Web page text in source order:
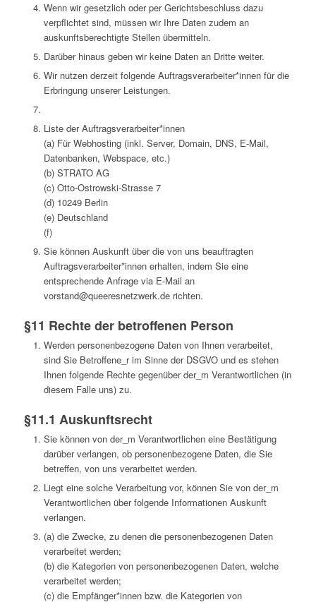
Wenn wir gesetzlich oder per Gerichtsbeschluss dazu
verpflichtet sind, müssen wir Ihre Daten zudem an
auskunftsberechtigte Stellen übermitteln.
Darüber hinaus geben wir keine Daten an Dritte weiter.
Wir nutzen derzeit folgende Auftragsverarbeiter*innen für die
Erbringung unserer Leistungen.
Liste der Auftragsverarbeiter*innen
(a) Für Webhosting (inkl. Server, Domain, DNS, E-Mail,
Datenbanken, Webspace, etc.)
(b) STRATO AG
(c) Otto-Ostrowski-Strasse 7
(d) 10249 Berlin
(e) Deutschland
(f)
Sie können Auskunft über die von uns beauftragten
Auftragsverarbeiter*innen erhalten, indem Sie eine
entsprechende Anfrage via E-Mail an
vorstand@queeresnetzwerk.de richten.
§11 Rechte der betroffenen Person
Werden personenbezogene Daten von Ihnen verarbeitet,
sind Sie Betroffene_r im Sinne der DSGVO und es stehen
Ihnen folgende Rechte gegenüber der_m Verantwortlichen (in
diesem Falle uns) zu.
§11.1 Auskunftsrecht
Sie können von der_m Verantwortlichen eine Bestätigung
darüber verlangen, ob personenbezogene Daten, die Sie
betreffen, von uns verarbeitet werden.
Liegt eine solche Verarbeitung vor, können Sie von der_m
Verantwortlichen über folgende Informationen Auskunft
verlangen.
(a) die Zwecke, zu denen die personenbezogenen Daten
verarbeitet werden;
(b) die Kategorien von personenbezogenen Daten, welche
verarbeitet werden;
(c) die Empfänger*innen bzw. die Kategorien von